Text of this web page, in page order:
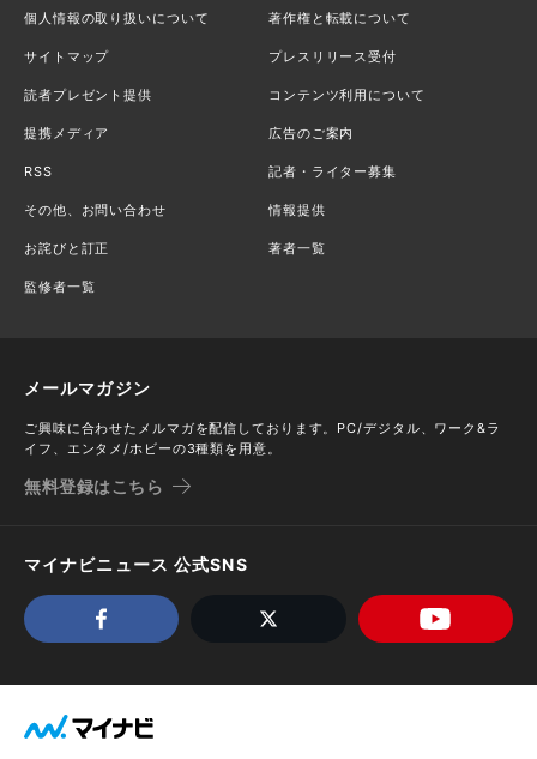
個人情報の取り扱いについて 著作権と転載について
サイトマップ プレスリリース受付
読者プレゼント提供 コンテンツ利用について
提携メディア 広告のご案内
RSS 記者・ライター募集
その他、お問い合わせ 情報提供
お詫びと訂正 著者一覧
監修者一覧
メールマガジン
ご興味に合わせたメルマガを配信しております。PC/デジタル、ワーク&ラ
イフ、エンタメ/ホビーの3種類を用意。
無料登録はこちら
マイナビニュース 公式SNS